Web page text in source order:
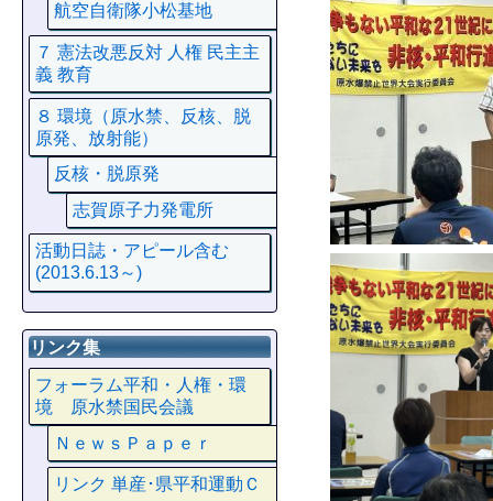
航空自衛隊小松基地
７ 憲法改悪反対 人権 民主主
義 教育
８ 環境（原水禁、反核、脱
原発、放射能）
反核・脱原発
志賀原子力発電所
活動日誌・アピール含む
(2013.6.13～)
リンク集
フォーラム平和・人権・環
境 原水禁国民会議
ＮｅｗｓＰａｐｅｒ
リンク 単産･県平和運動Ｃ